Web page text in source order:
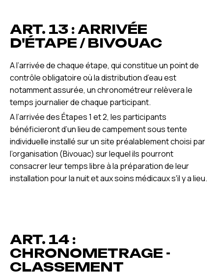
ART. 13 : ARRIVÉE
D'ÉTAPE / BIVOUAC
A l’arrivée de chaque étape, qui constitue un point de
contrôle obligatoire où la distribution d’eau est
notamment assurée, un chronométreur relèvera le
temps journalier de chaque participant.
A l’arrivée des Étapes 1 et 2, les participants
bénéficieront d’un lieu de campement sous tente
individuelle installé sur un site préalablement choisi par
l’organisation (Bivouac) sur lequel ils pourront
consacrer leur temps libre à la préparation de leur
installation pour la nuit et aux soins médicaux s'il y a lieu.
ART. 14 :
CHRONOMETRAGE -
CLASSEMENT